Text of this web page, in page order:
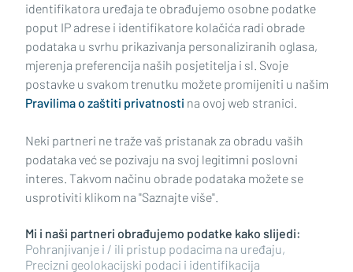
Impressum Uvjeti korištenja Politika privatnosti
Politika kolačića Kontakt Pritužbe Suradnici
Oglašavanje
RUBRIKE
BRODSKO-POSAVSKA ŽUPANIJA
identifikatora uređaja te obrađujemo osobne podatke
poput IP adrese i identifikatore kolačića radi obrade
podataka u svrhu prikazivanja personaliziranih oglasa,
mjerenja preferencija naših posjetitelja i sl. Svoje
postavke u svakom trenutku možete promijeniti u našim
Pravilima o zaštiti privatnosti na ovoj web stranici.
Neki partneri ne traže vaš pristanak za obradu vaših
podataka već se pozivaju na svoj legitimni poslovni
interes. Takvom načinu obrade podataka možete se
usprotiviti klikom na "Saznajte više".
Mi i naši partneri obrađujemo podatke kako slijedi:
Pohranjivanje i / ili pristup podacima na uređaju,
Precizni geolokacijski podaci i identifikacija